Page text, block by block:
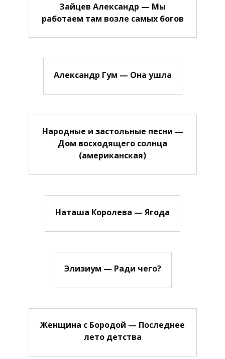
Зайцев Александр — Мы
работаем там возле самых богов
Александр Гум — Она ушла
Народные и застольные песни —
Дом восходящего солнца
(американская)
Наташа Королева — Ягода
Элизиум — Ради чего?
Женщина с Бородой — Последнее
лето детства